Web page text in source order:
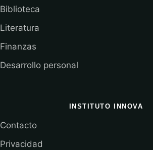
Biblioteca
Literatura
Finanzas
Desarrollo personal
INSTITUTO INNOVA
Contacto
Privacidad